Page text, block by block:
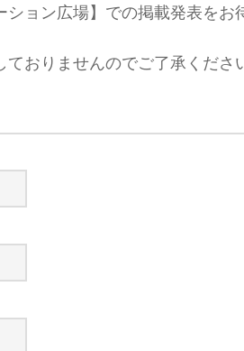
ョン広場】での掲載発表をお
おりませんのでご了承くださ